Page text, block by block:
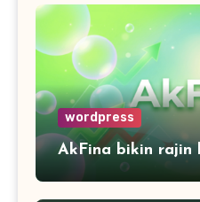
wordpress
AkFina bikin rajin